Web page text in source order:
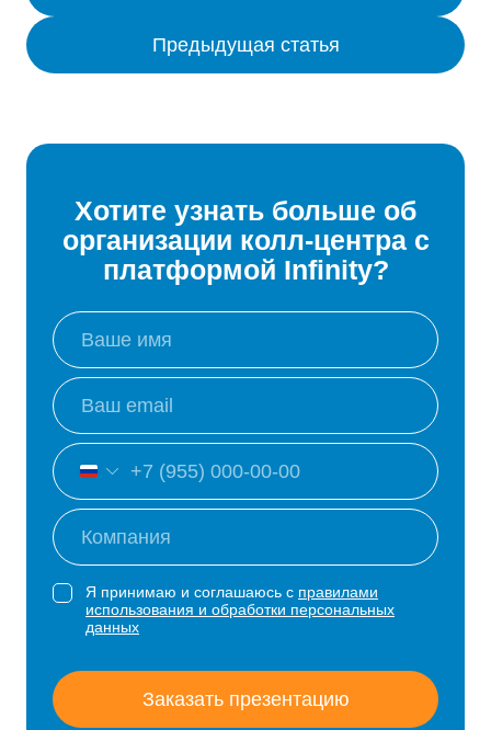
Предыдущая статья
Хотите узнать больше об
организации колл-центра с
платформой Infinity?
Я принимаю и соглашаюсь с правилами
использования и обработки персональных
данных
Заказать презентацию